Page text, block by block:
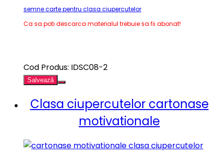
semne carte pentru clasa ciupercutelor
Ca sa poti descarca materialul trebuie sa fii abonat!
Cod Produs: IDSC08-2
Salvează
Clasa ciupercutelor cartonase
motivationale